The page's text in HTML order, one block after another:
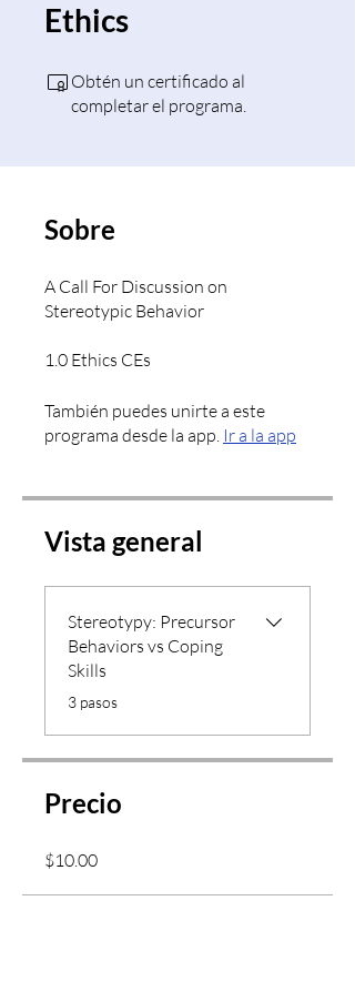
Ethics
Obtén un certificado al
completar el programa.
Sobre
A Call For Discussion on
Stereotypic Behavior
1.0 Ethics CEs
También puedes unirte a este
programa desde la app. Ir a la app
Vista general
Stereotypy: Precursor
Behaviors vs Coping
Skills
.3 pasos
Precio
$10.00